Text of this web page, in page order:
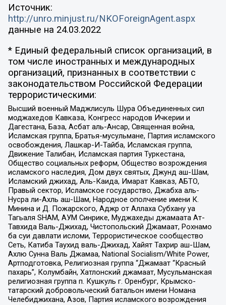
Источник:
http://unro.minjust.ru/NKOForeignAgent.aspx
данные на 24.03.2022
* Единый федеральный список организаций, в
том числе иностранных и международных
организаций, признанных в соответствии с
законодательством Российской Федерации
террористическими:
Высший военный Маджлисуль Шура Объединенных сил
моджахедов Кавказа, Конгресс народов Ичкерии и
Дагестана, База, Асбат аль-Ансар, Священная война,
Исламская группа, Братья-мусульмане, Партия исламского
освобождения, Лашкар-И-Тайба, Исламская группа,
Движение Талибан, Исламская партия Туркестана,
Общество социальных реформ, Общество возрождения
исламского наследия, Дом двух святых, Джунд аш-Шам,
Исламский джихад, Аль-Каида, Имарат Кавказ, АБТО,
Правый сектор, Исламское государство, Джабха аль-
Нусра ли-Ахль аш-Шам, Народное ополчение имени К.
Минина и Д. Пожарского, Аджр от Аллаха Субхану уа
Тагьаля SHAM, АУМ Синрике, Муджахеды джамаата Ат-
Тавхида Валь-Джихад, Чистопольский Джамаат, Рохнамо
ба суи давлати исломи, Террористическое сообщество
Сеть, Катиба Таухид валь-Джихад, Хайят Тахрир аш-Шам,
Ахлю Сунна Валь Джамаа, National Socialism/White Power,
Артподготовка, Религиозная группа “Джамаат “Красный
пахарь”, Колумбайн, Хатлонский джамаат, Мусульманская
религиозная группа п. Кушкуль г. Оренбург, Крымско-
татарский добровольческий батальон имени Номана
Челебиджихана, Азов, Партия исламского возрождения